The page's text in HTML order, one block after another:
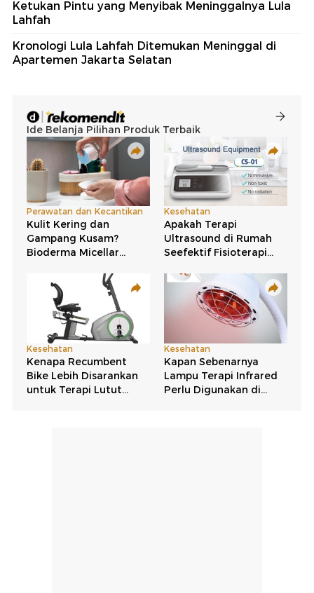
Ketukan Pintu yang Menyibak Meninggalnya Lula
Lahfah
Kronologi Lula Lahfah Ditemukan Meninggal di
Apartemen Jakarta Selatan